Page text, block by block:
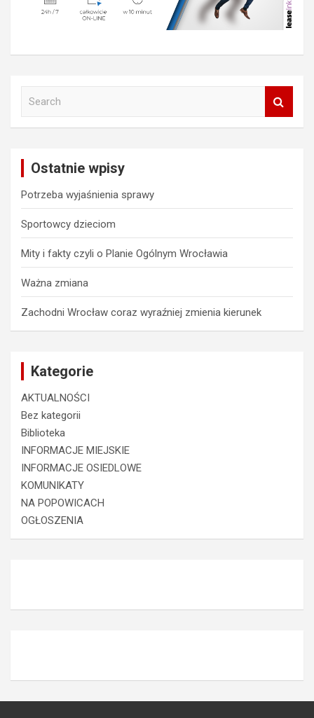
Ostatnie wpisy
Potrzeba wyjaśnienia sprawy
Sportowcy dzieciom
Mity i fakty czyli o Planie Ogólnym Wrocławia
Ważna zmiana
Zachodni Wrocław coraz wyraźniej zmienia kierunek
Kategorie
AKTUALNOŚCI
Bez kategorii
Biblioteka
INFORMACJE MIEJSKIE
INFORMACJE OSIEDLOWE
KOMUNIKATY
NA POPOWICACH
OGŁOSZENIA